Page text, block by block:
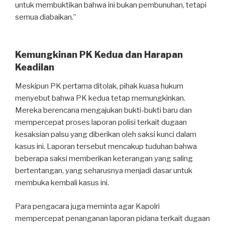
untuk membuktikan bahwa ini bukan pembunuhan, tetapi
semua diabaikan.”
Kemungkinan PK Kedua dan Harapan
Keadilan
Meskipun PK pertama ditolak, pihak kuasa hukum
menyebut bahwa PK kedua tetap memungkinkan.
Mereka berencana mengajukan bukti-bukti baru dan
mempercepat proses laporan polisi terkait dugaan
kesaksian palsu yang diberikan oleh saksi kunci dalam
kasus ini. Laporan tersebut mencakup tuduhan bahwa
beberapa saksi memberikan keterangan yang saling
bertentangan, yang seharusnya menjadi dasar untuk
membuka kembali kasus ini.
Para pengacara juga meminta agar Kapolri
mempercepat penanganan laporan pidana terkait dugaan